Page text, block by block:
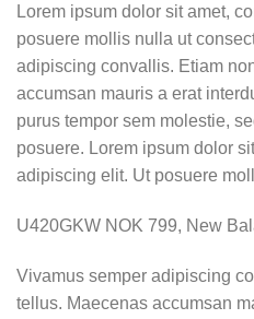
Lorem ipsum dolor sit amet,
posuere mollis nulla ut
adipiscing convallis. Etiam
accumsan mauris a erat
purus tempor sem molestie,
posuere. Lorem ipsum dolor
adipiscing elit. Ut posuere
U420GKW NOK 799, New
Vivamus semper adipiscing
tellus. Maecenas accumsan